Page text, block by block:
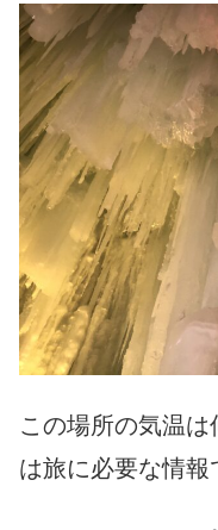
この場所の気温
は旅に必要な情報